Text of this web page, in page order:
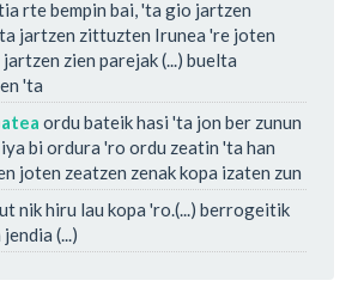
rte bempin bai, 'ta gio jartzen
jartzen zittuzten Irunea 're joten
zien parejak (...) buelta
'ta
ordu bateik hasi 'ta jon ber zunun
bi ordura 'ro ordu zeatin 'ta han
joten zeatzen zenak kopa izaten zun
nik hiru lau kopa 'ro.(...) berrogeitik
(...)